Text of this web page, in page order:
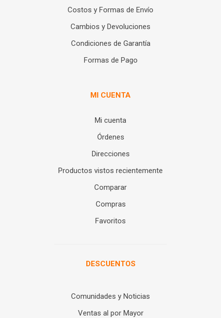
Costos y Formas de Envío
Cambios y Devoluciones
Condiciones de Garantía
Formas de Pago
MI CUENTA
Mi cuenta
Órdenes
Direcciones
Productos vistos recientemente
Comparar
Compras
Favoritos
DESCUENTOS
Comunidades y Noticias
Ventas al por Mayor